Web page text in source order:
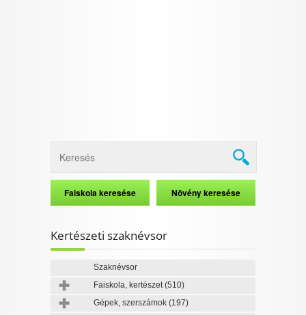
Kertészeti szaknévsor
Szaknévsor
Faiskola, kertészet(510)
Gépek, szerszámok (197)